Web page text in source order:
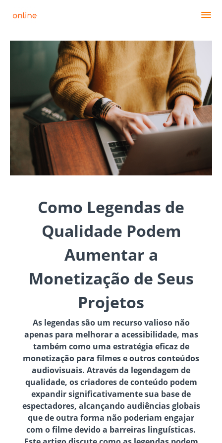
Como Legendas de
Qualidade Podem
Aumentar a
Monetização de Seus
Projetos
As legendas são um recurso valioso não
apenas para melhorar a acessibilidade, mas
também como uma estratégia eficaz de
monetização para filmes e outros conteúdos
audiovisuais. Através da legendagem de
qualidade, os criadores de conteúdo podem
expandir significativamente sua base de
espectadores, alcançando audiências globais
que de outra forma não poderiam engajar
com o filme devido a barreiras linguísticas.